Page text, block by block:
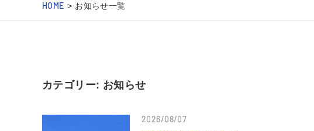
HOME お知らせ一覧
カテゴリー: お知らせ
2026/08/07